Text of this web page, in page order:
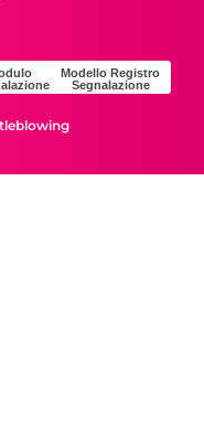
Modello Registro
Segnalazione